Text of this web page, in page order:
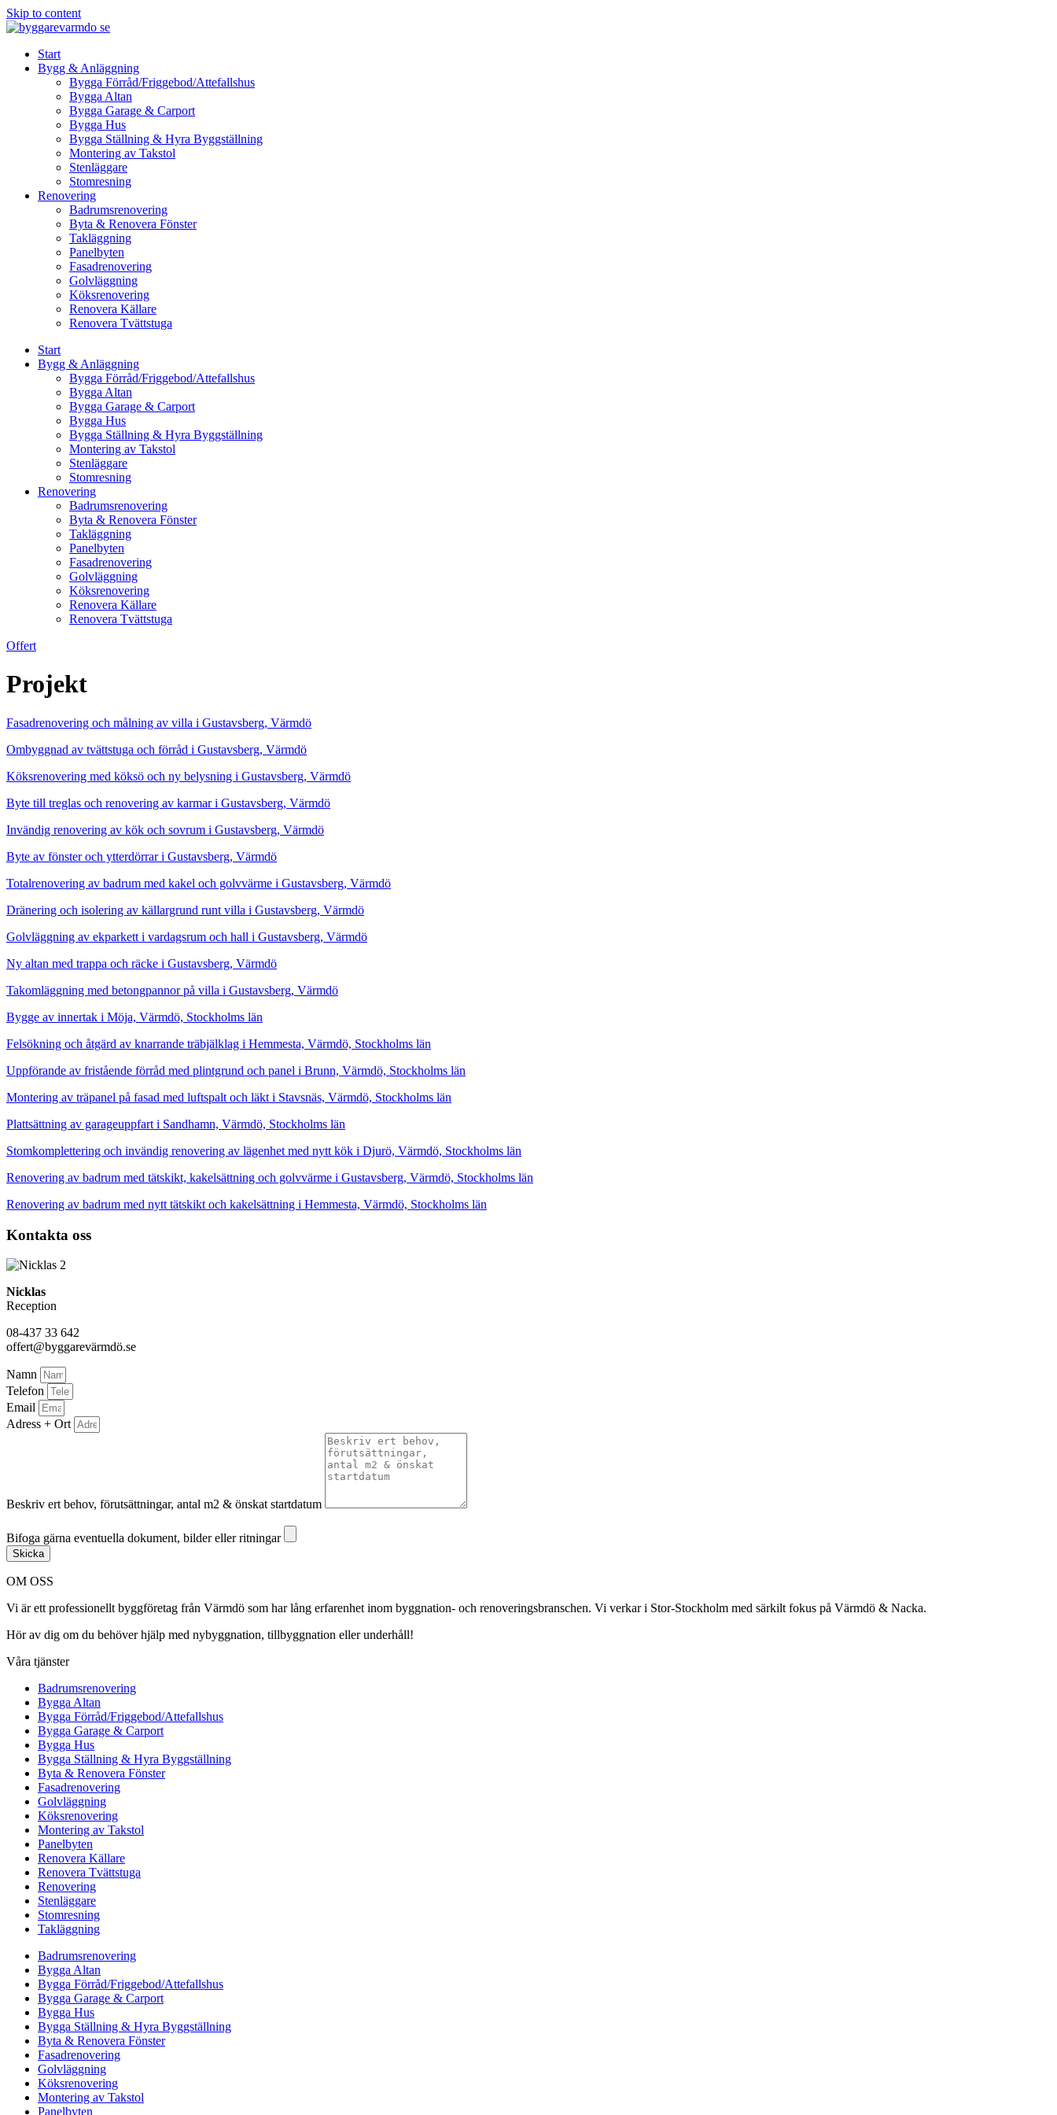
Skip to content
Start
Bygg & Anläggning
Bygga Förråd/Friggebod/Attefallshus
Bygga Altan
Bygga Garage & Carport
Bygga Hus
Bygga Ställning & Hyra Byggställning
Montering av Takstol
Stenläggare
Stomresning
Renovering
Badrumsrenovering
Byta & Renovera Fönster
Takläggning
Panelbyten
Fasadrenovering
Golvläggning
Köksrenovering
Renovera Källare
Renovera Tvättstuga
Start
Bygg & Anläggning
Bygga Förråd/Friggebod/Attefallshus
Bygga Altan
Bygga Garage & Carport
Bygga Hus
Bygga Ställning & Hyra Byggställning
Montering av Takstol
Stenläggare
Stomresning
Renovering
Badrumsrenovering
Byta & Renovera Fönster
Takläggning
Panelbyten
Fasadrenovering
Golvläggning
Köksrenovering
Renovera Källare
Renovera Tvättstuga
Offert
Projekt
Fasadrenovering och målning av villa i Gustavsberg, Värmdö
Ombyggnad av tvättstuga och förråd i Gustavsberg, Värmdö
Köksrenovering med köksö och ny belysning i Gustavsberg, Värmdö
Byte till treglas och renovering av karmar i Gustavsberg, Värmdö
Invändig renovering av kök och sovrum i Gustavsberg, Värmdö
Byte av fönster och ytterdörrar i Gustavsberg, Värmdö
Totalrenovering av badrum med kakel och golvvärme i Gustavsberg, Värmdö
Dränering och isolering av källargrund runt villa i Gustavsberg, Värmdö
Golvläggning av ekparkett i vardagsrum och hall i Gustavsberg, Värmdö
Ny altan med trappa och räcke i Gustavsberg, Värmdö
Takomläggning med betongpannor på villa i Gustavsberg, Värmdö
Bygge av innertak i Möja, Värmdö, Stockholms län
Felsökning och åtgärd av knarrande träbjälklag i Hemmesta, Värmdö, Stockholms län
Uppförande av fristående förråd med plintgrund och panel i Brunn, Värmdö, Stockholms län
Montering av träpanel på fasad med luftspalt och läkt i Stavsnäs, Värmdö, Stockholms län
Plattsättning av garageuppfart i Sandhamn, Värmdö, Stockholms län
Stomkomplettering och invändig renovering av lägenhet med nytt kök i Djurö, Värmdö, Stockholms län
Renovering av badrum med tätskikt, kakelsättning och golvvärme i Gustavsberg, Värmdö, Stockholms län
Renovering av badrum med nytt tätskikt och kakelsättning i Hemmesta, Värmdö, Stockholms län
Kontakta oss
Nicklas
Reception
08-437 33 642
offert@byggarevärmdö.se
Namn
Telefon
Email
Adress + Ort
Beskriv ert behov, förutsättningar, antal m2 & önskat startdatum
Bifoga gärna eventuella dokument, bilder eller ritningar
Skicka
OM OSS
Vi är ett professionellt byggföretag från Värmdö som har lång erfarenhet inom byggnation- och renoveringsbranschen. Vi verkar i Stor-Stockholm med särkilt fokus på Värmdö & Nacka.
Hör av dig om du behöver hjälp med nybyggnation, tillbyggnation eller underhåll!
Våra tjänster
Badrumsrenovering
Bygga Altan
Bygga Förråd/Friggebod/Attefallshus
Bygga Garage & Carport
Bygga Hus
Bygga Ställning & Hyra Byggställning
Byta & Renovera Fönster
Fasadrenovering
Golvläggning
Köksrenovering
Montering av Takstol
Panelbyten
Renovera Källare
Renovera Tvättstuga
Renovering
Stenläggare
Stomresning
Takläggning
Badrumsrenovering
Bygga Altan
Bygga Förråd/Friggebod/Attefallshus
Bygga Garage & Carport
Bygga Hus
Bygga Ställning & Hyra Byggställning
Byta & Renovera Fönster
Fasadrenovering
Golvläggning
Köksrenovering
Montering av Takstol
Panelbyten